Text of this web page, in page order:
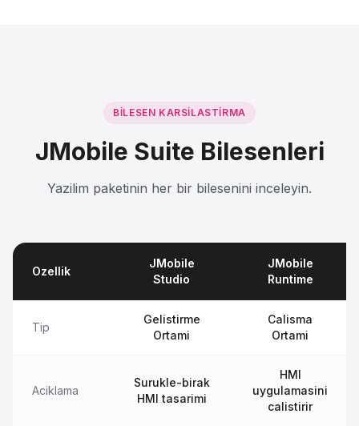
BILESEN KARSILASTIRMA
JMobile Suite Bilesenleri
Yazilim paketinin her bir bilesenini inceleyin.
Ozellik
JMobile
Studio
JMobile
Runtime
Tip
Gelistirme
Ortami
Calisma
Ortami
Aciklama
Surukle-birak
HMI tasarimi
HMI
uygulamasini
calistirir